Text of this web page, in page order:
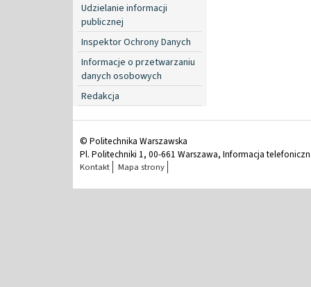
Udzielanie informacji
publicznej
Inspektor Ochrony Danych
Informacje o przetwarzaniu
danych osobowych
Redakcja
© Politechnika Warszawska
Pl. Politechniki 1, 00-661 Warszawa, Informacja
Kontakt Mapa strony